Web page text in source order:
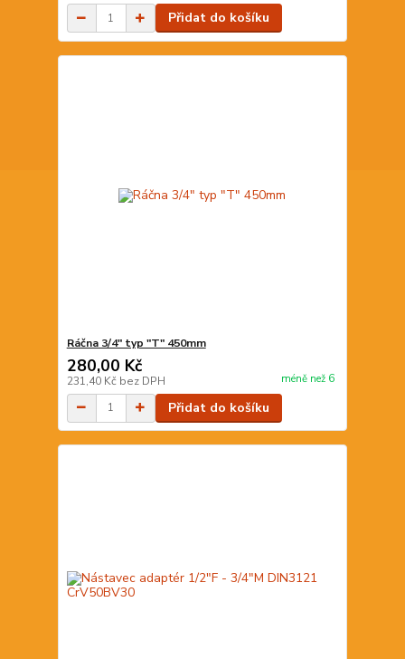
Přidat do košíku
Ráčna 3/4" typ "T" 450mm
280,00 Kč
231,40 Kč bez DPH méně než 6
Přidat do košíku